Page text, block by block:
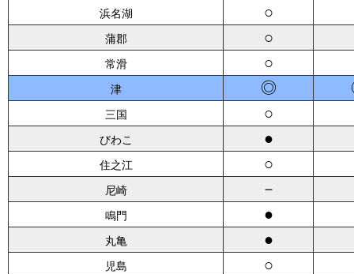
浜名湖 ○
蒲郡 ○
常滑 ○
津 ◎
三国 ○
びわこ ●
住之江 ○
尼崎 －
鳴門 ●
丸亀 ●
児島 ○